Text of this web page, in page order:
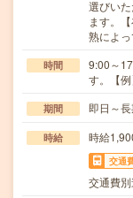
選びい
ます。
熟によ
時間
9:00～
す。【
期間 即日～
時給 時給
交通
交通費